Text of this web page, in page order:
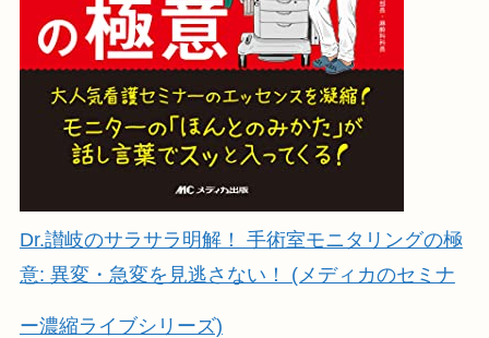
Dr.讃岐のサラサラ明解！ 手術室モニタリングの極
意: 異変・急変を見逃さない！ (メディカのセミナ
ー濃縮ライブシリーズ)